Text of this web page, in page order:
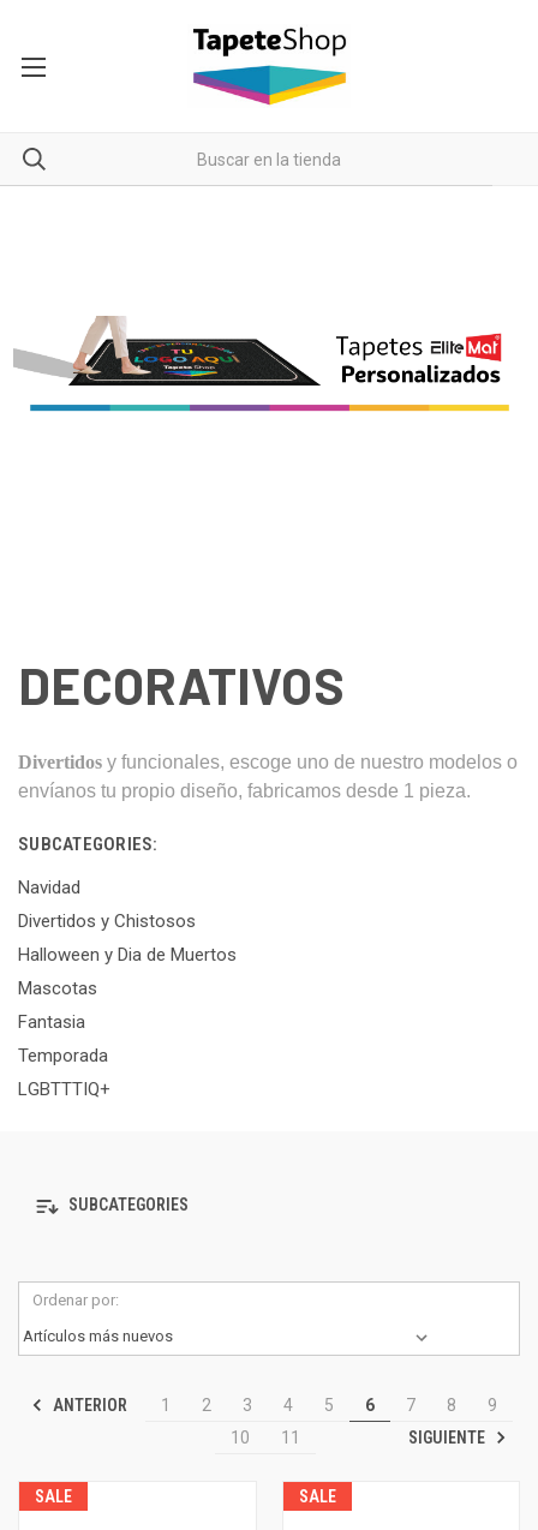
DECORATIVOS
Divertidos y funcionales, escoge uno de nuestro modelos o
envíanos tu propio diseño, fabricamos desde 1 pieza.
SUBCATEGORIES:
Navidad
Divertidos y Chistosos
Halloween y Dia de Muertos
Mascotas
Fantasia
Temporada
LGBTTTIQ+
SUBCATEGORIES
Ordenar por:
ANTERIOR 1 2 3 4 5 6 7 8
9
10
11 SIGUIENTE
SALE SALE